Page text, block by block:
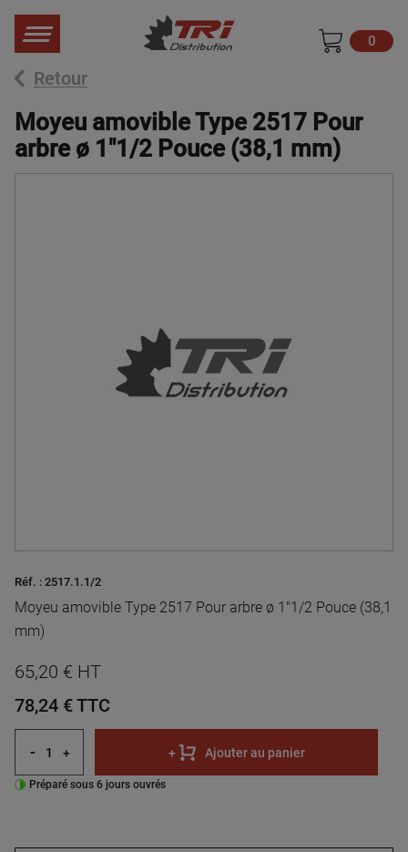
0
Retour
Moyeu amovible Type 2517 Pour
arbre ø 1"1/2 Pouce (38,1 mm)
Réf. : 2517.1.1/2
Moyeu amovible Type 2517 Pour arbre ø 1"1/2 Pouce (38,1
mm)
65,20 € HT
78,24 €TTC
- + + Ajouter au panier
Préparé sous 6 jours ouvrés